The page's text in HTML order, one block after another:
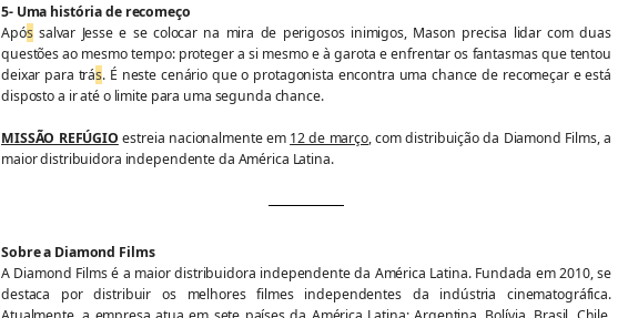
5- Uma história de recomeço
Apóssalvar Jesse e se colocar na mira de perigosos inimigos, Mason precisa lidar com duas
questões ao mesmo tempo: proteger a si mesmo e à garota e enfrentar os fantasmas que tentou
deixar para trás. É neste cenário que o protagonista encontra uma chance de recomeçar e está
disposto a ir até o limite para uma segunda chance.
MISSÃO REFÚGIO estreia nacionalmente em 12 de março, com distribuição da Diamond Films, a
maior distribuidora independente da América Latina.
Sobre a Diamond Films
A Diamond Films é a maior distribuidora independente da América Latina. Fundada em 2010, se
destaca por distribuir os melhores filmes independentes da indústria cinematográfica.